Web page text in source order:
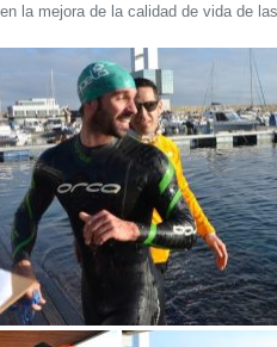
la mejora de la calidad de vida de